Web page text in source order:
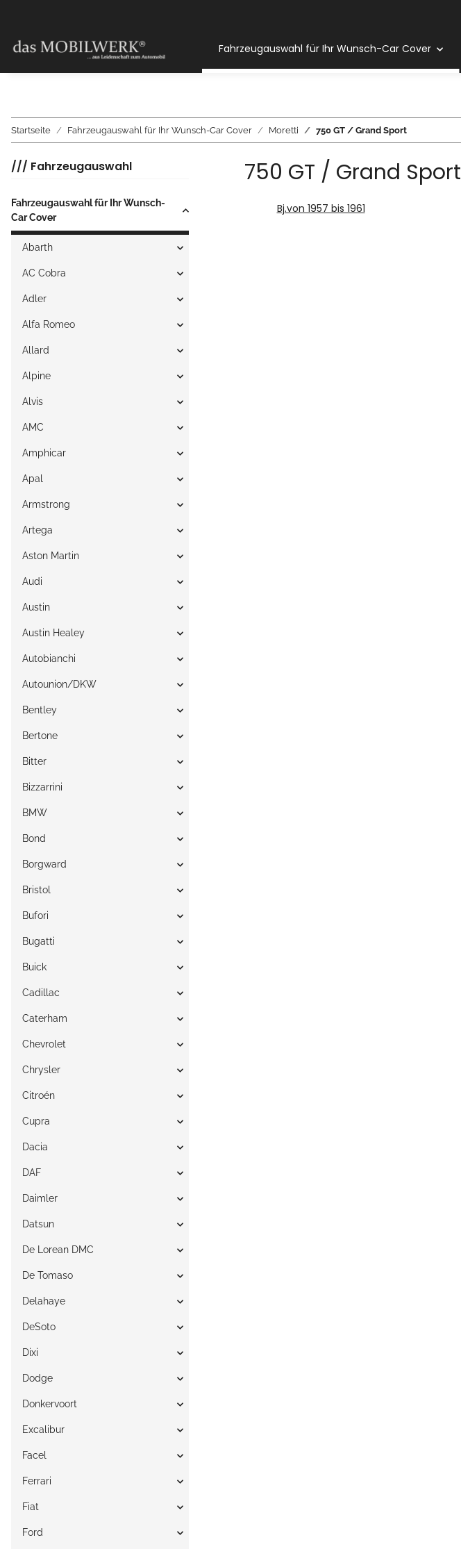
Fahrzeugauswahl für Ihr Wunsch-Car Cover
Startseite Fahrzeugauswahl für Ihr Wunsch-Car Cover Moretti 750 GT / Grand Sport
750 GT / Grand Sport
Bj.von 1957 bis 1961
/// Fahrzeugauswahl
Fahrzeugauswahl für Ihr Wunsch-
Car Cover
Abarth
AC Cobra
Adler
Alfa Romeo
Allard
Alpine
Alvis
AMC
Amphicar
Apal
Armstrong
Artega
Aston Martin
Audi
Austin
Austin Healey
Autobianchi
Autounion/DKW
Bentley
Bertone
Bitter
Bizzarrini
BMW
Bond
Borgward
Bristol
Bufori
Bugatti
Buick
Cadillac
Caterham
Chevrolet
Chrysler
Citroén
Cupra
Dacia
DAF
Daimler
Datsun
De Lorean DMC
De Tomaso
Delahaye
DeSoto
Dixi
Dodge
Donkervoort
Excalibur
Facel
Ferrari
Fiat
Ford